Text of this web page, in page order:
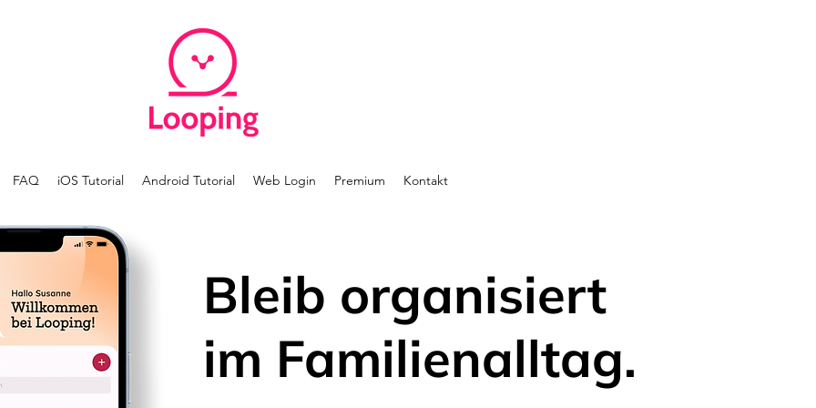
FAQ iOS Tutorial Android Tutorial Web Login Premium Kontakt
Bleib organisiert
im Familienalltag.